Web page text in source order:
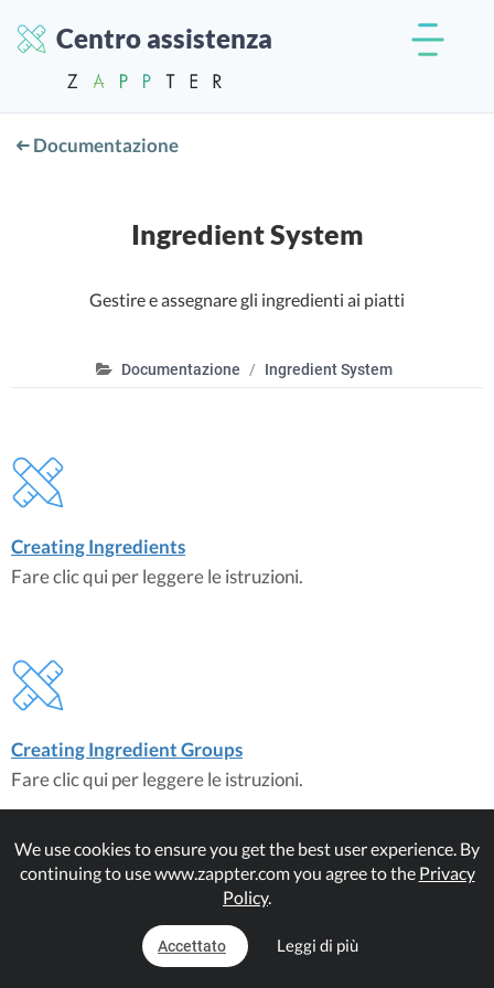
Centro assistenza
Documentazione
Ingredient System
Gestire e assegnare gli ingredienti ai piatti
Documentazione Ingredient System
Creating Ingredients
Fare clic qui per leggere le istruzioni.
Creating Ingredient Groups
Fare clic qui per leggere le istruzioni.
Assigning Ingredients
We use cookies to ensure you get the best user experience. By
continuing to use www.zappter.com you agree to the Privacy
Policy.
Accettato Leggi di più